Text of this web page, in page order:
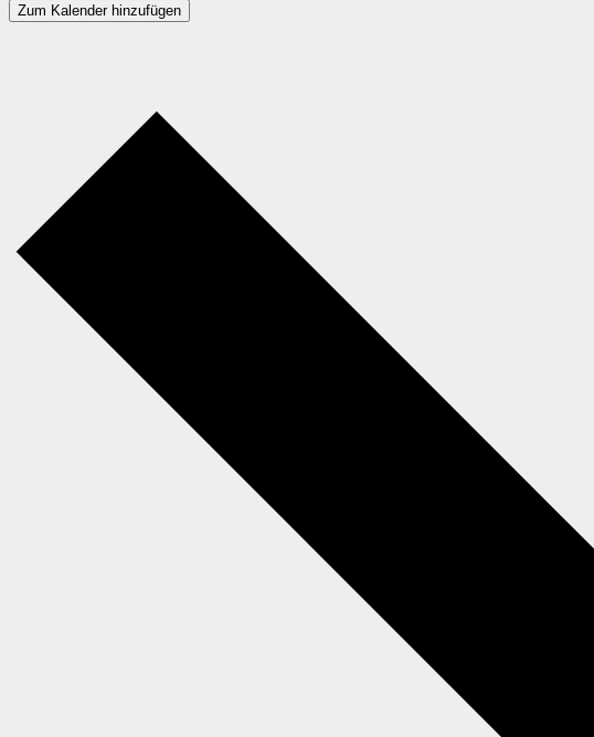
Zum Kalender hinzufügen